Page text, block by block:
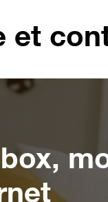
et